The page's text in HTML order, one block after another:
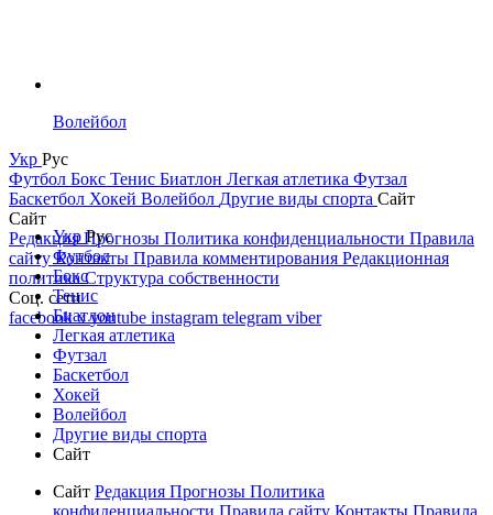
Волейбол
Укр Рус
Футбол Бокс Тенис Биатлон Легкая атлетика Футзал
Баскетбол Хокей Волейбол Другие виды спорта Сайт
Сайт
РедакцияПрогнозы Политика конфиденциальности Правила
сайтуКонтакты Правила комментирования Редакционная
политикаСтруктура собственности
Соц. сети
facebookxyoutube instagram telegram viber
УкрРус
Футбол
Бокс
Тенис
Биатлон
Легкая атлетика
Футзал
Баскетбол
Хокей
Волейбол
Другие виды спорта
Сайт
Сайт Редакция Прогнозы Политика
конфиденциальности Правила сайту Контакты Правила